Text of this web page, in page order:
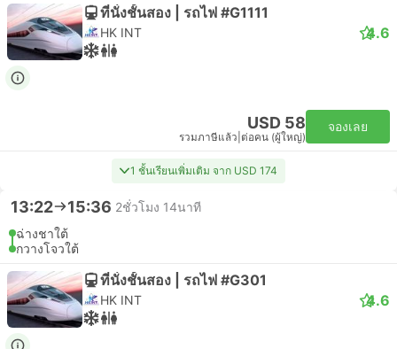
ที่นั่งชั้นสอง | รถไฟ #G1111
HK INT 4.6
USD 58
รวมภาษีแล้ว ต่อคน (ผู้ใหญ่)
จองเลย
1 ชั้นเรียนเพิ่มเติม จาก USD 174
13:22 15:36 2ชั่วโมง 14นาที
ฉ่างชาใต้
กวางโจวใต้
ที่นั่งชั้นสอง | รถไฟ #G301
HK INT 4.6